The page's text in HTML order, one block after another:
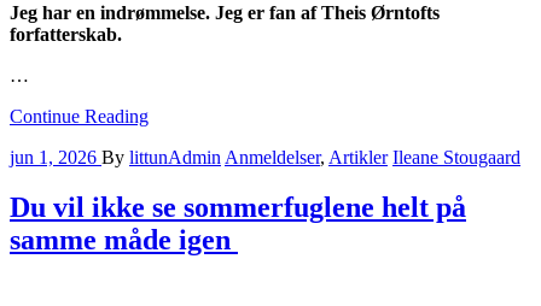
Jeg har en indrømmelse. Jeg er fan af Theis Ørntofts
forfatterskab.
…
Continue Reading
jun 1, 2026 By littunAdmin Anmeldelser, Artikler Ileane Stougaard
Du vil ikke se sommerfuglene helt på
samme måde igen